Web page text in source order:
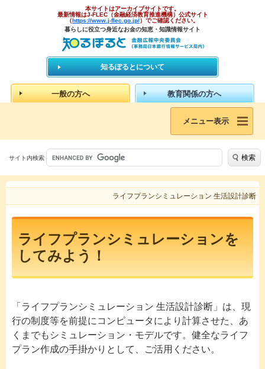
本サイトはアーカイブサイトです。
最新情報はJ-FLEC（金融経済教育推進機構）公式サイト
（https://www.j-flec.go.jp/）でご確認ください。
暮らしに役立つ身近なお金の知恵・知識情報サイト
知るぽるとについて
一般の方へ 教育関係の方へ
メニュー表示
サイト内検索 検索
ライフプランシミュレーション 生活設計診断
ライフプランシミュレーションを
してみよう！
「ライフプランシミュレーション 生活設計診断」は、現
行の制度等を前提にコンピュータにより計算させた、あ
くまでもシミュレーション・モデルです。健全なライフ
プラン作成の手掛かりとして、ご活用ください。